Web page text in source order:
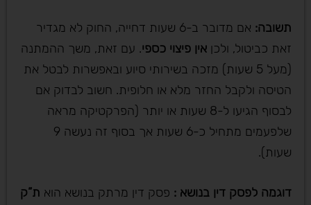
תשובה:
אם מדובר ב-6 שעות דחייה, החוק לא מגדיר
זאת כביטול, ולכן אין פיצוי כספי. עם זאת, משך ההמתנה
(מעל 5 שעות) מזכה בשירותי סיוע ובאפשרות לבטל את
הטיסה ולקבל החזר מלא או חלופית. חשוב לבדוק אם
לבסוף הגיעו ל-8 שעות או יותר (הפרקטיקה מראה
שלפעמים מתחיל כ-6 שעות אך בסוף זה נעשה 9
שעות).
דוגמה לפסק דין בנושא : פסק דין מרתק בנושא הוא ת”ק